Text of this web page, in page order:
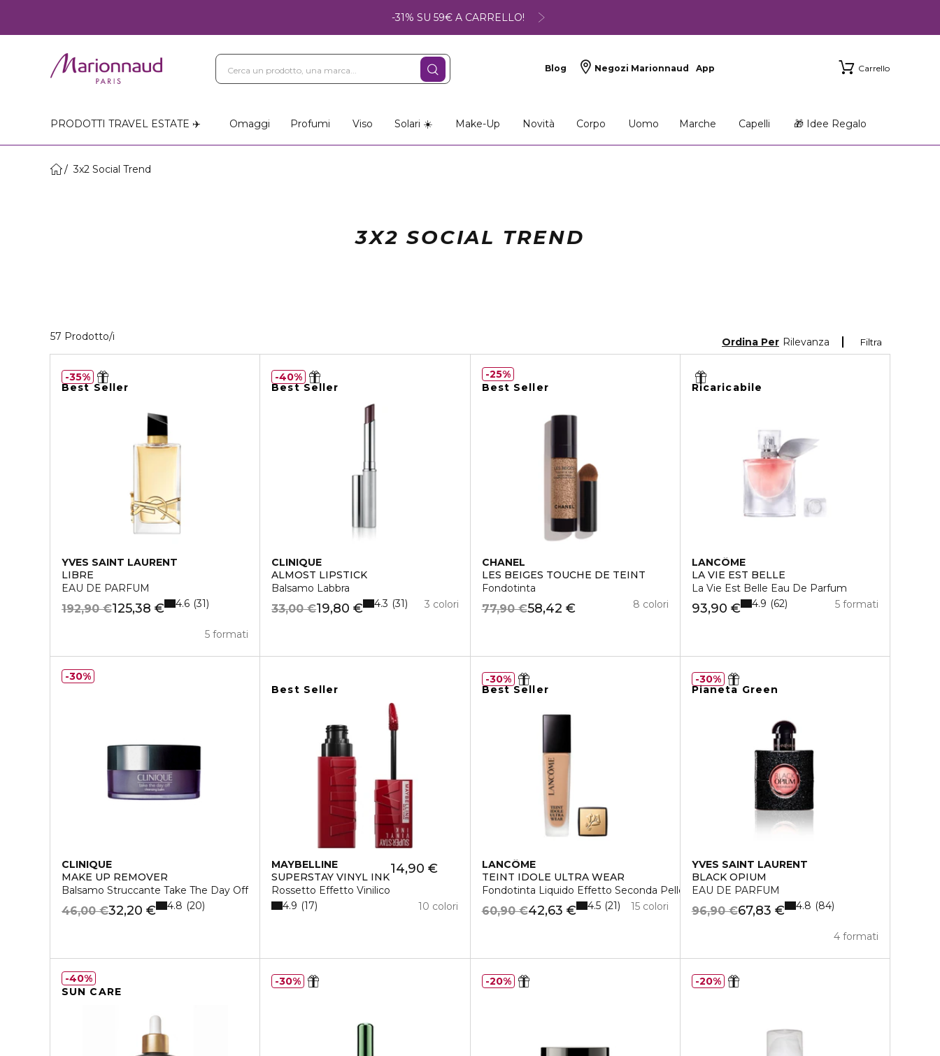
-31% SU 59€ A CARRELLO!
Blog Negozi Marionnaud App Carrello
PRODOTTI TRAVEL ESTATE ✈️ Omaggi Profumi Viso Solari ☀️ Make-Up Novità Corpo Uomo Marche Capelli 🎁 Idee Regalo
3x2 Social Trend
3X2 SOCIAL TREND
57 Prodotto/i Filtra
Ordina Per Rilevanza
Best Seller
YVES SAINT LAURENT
LIBRE
EAU DE PARFUM
125,38 €
192,90 €
5 formati
4.6 31
35%
Best Seller
CLINIQUE
ALMOST LIPSTICK
Balsamo Labbra
19,80 €
33,00 € 3 colori
4.3 31
40%
Best Seller
CHANEL
LES BEIGES TOUCHE DE TEINT
Fondotinta
58,42 €
77,90 € 8 colori
25%
Ricaricabile
LANCÔME
LA VIE EST BELLE
La Vie Est Belle Eau De Parfum
93,90 € 5 formati
4.9 62
CLINIQUE
MAKE UP REMOVER
Balsamo Struccante Take The Day Off
32,20 €
46,00 € 4.8 20
30%
Best Seller
MAYBELLINE
SUPERSTAY VINYL INK
Rossetto Effetto Vinilico
14,90 €
10 colori
4.9 17
Best Seller
LANCÔME
TEINT IDOLE ULTRA WEAR
Fondotinta Liquido Effetto Seconda Pelle
42,63 €
60,90 € 15 colori
4.5 21
30%
Pianeta Green
YVES SAINT LAURENT
BLACK OPIUM
EAU DE PARFUM
67,83 €
96,90 €
4 formati
4.8 84
30%
SUN CARE
40% 30% 20% 20%